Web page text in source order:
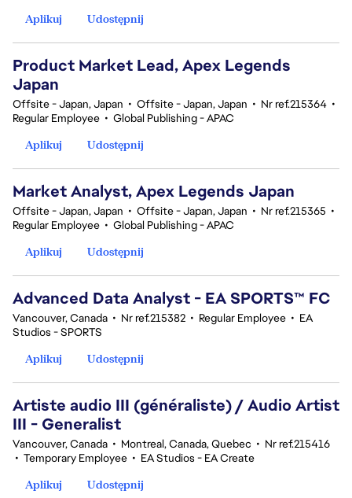
Aplikuj
Udostępnij
Product Market Lead, Apex Legends
Japan
Offsite - Japan, Japan • Offsite - Japan, Japan • Nr ref.215364 •
Regular Employee • Global Publishing - APAC
Aplikuj
Udostępnij
Market Analyst, Apex Legends Japan
Offsite - Japan, Japan • Offsite - Japan, Japan • Nr ref.215365 •
Regular Employee • Global Publishing - APAC
Aplikuj
Udostępnij
Advanced Data Analyst - EA SPORTS™ FC
Vancouver, Canada • Nr ref.215382 • Regular Employee • EA
Studios - SPORTS
Aplikuj
Udostępnij
Artiste audio III (généraliste) / Audio Artist
III - Generalist
Vancouver, Canada • Montreal, Canada, Quebec • Nr ref.215416
• Temporary Employee • EA Studios - EA Create
Aplikuj
Udostępnij